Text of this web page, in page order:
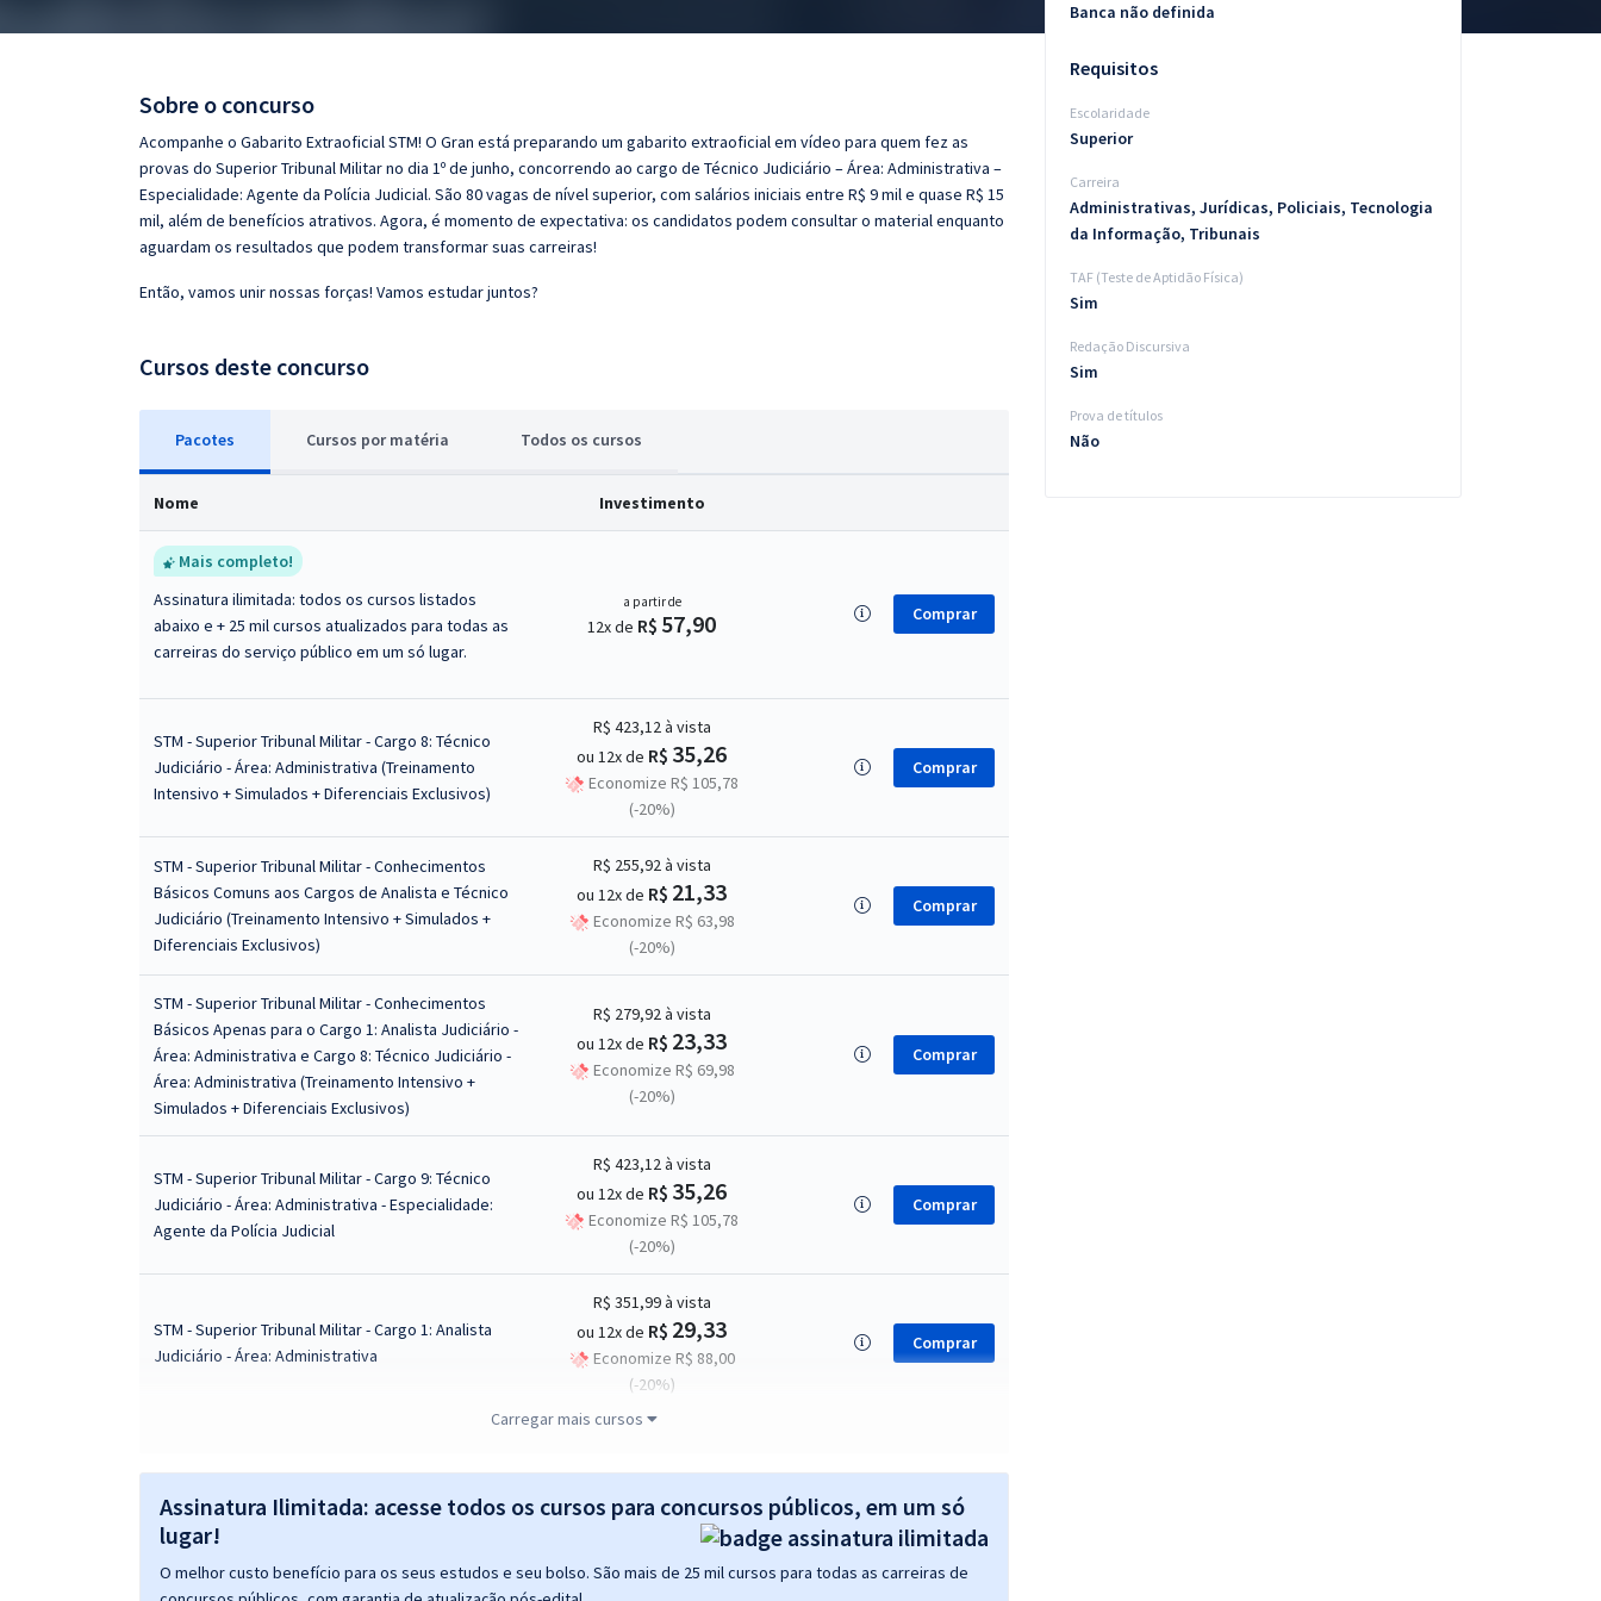
Questões grátis
Conteúdo gratuito
Sobre o concurso
Acompanhe o Gabarito Extraoficial STM! O Gran está preparando um gabarito extraoficial em vídeo para quem fez as
provas do Superior Tribunal Militar no dia 1º de junho, concorrendo ao cargo de Técnico Judiciário – Área: Administrativa –
Especialidade: Agente da Polícia Judicial. São 80 vagas de nível superior, com salários iniciais entre R$ 9 mil e quase R$ 15
mil, além de benefícios atrativos. Agora, é momento de expectativa: os candidatos podem consultar o material enquanto
aguardam os resultados que podem transformar suas carreiras!
Então, vamos unir nossas forças! Vamos estudar juntos?
Cursos deste concurso
Pacotes Cursos por matéria Todos os cursos
Nome Investimento
Mais completo!
Assinatura ilimitada: todos os cursos listados
abaixo e + 25 mil cursos atualizados para todas as
carreiras do serviço público em um só lugar.
a partir de
12x de R$ 57,90 Comprar
STM - Superior Tribunal Militar - Cargo 8: Técnico
Judiciário - Área: Administrativa (Treinamento
Intensivo + Simulados + Diferenciais Exclusivos)
R$ 423,12à vista
ou 12x de R$ 35,26
Economize R$ 105,78
(-20%)
Comprar
STM - Superior Tribunal Militar - Conhecimentos
Básicos Comuns aos Cargos de Analista e Técnico
Judiciário (Treinamento Intensivo + Simulados +
Diferenciais Exclusivos)
R$ 255,92à vista
ou 12x de R$ 21,33
Economize R$ 63,98
(-20%)
Comprar
STM - Superior Tribunal Militar - Conhecimentos
Básicos Apenas para o Cargo 1: Analista Judiciário -
Área: Administrativa e Cargo 8: Técnico Judiciário -
Área: Administrativa (Treinamento Intensivo +
Simulados + Diferenciais Exclusivos)
R$ 279,92à vista
ou 12x de R$ 23,33
Economize R$ 69,98
(-20%)
Comprar
STM - Superior Tribunal Militar - Cargo 9: Técnico
Judiciário - Área: Administrativa - Especialidade:
Agente da Polícia Judicial
R$ 423,12à vista
ou 12x de R$ 35,26
Economize R$ 105,78
(-20%)
Comprar
STM - Superior Tribunal Militar - Cargo 1: Analista
Judiciário - Área: Administrativa
R$ 351,99à vista
ou 12x de R$ 29,33
Economize R$ 88,00
(-20%)
Comprar
Especialidade: Administração
ou 12x deR$31,33
(-20%)
STM - Superior Tribunal Militar - Cargo 4: Analista
R$ 415,92 à vista
Carregar mais cursos
Assinatura Ilimitada: acesse todos os cursos para concursos públicos, em um só
lugar!
O melhor custo benefício para os seus estudos e seu bolso. São mais de 25 mil cursos para todas as carreiras de
Banca não definida
Requisitos
Escolaridade
Superior
Carreira
Administrativas, Jurídicas, Policiais, Tecnologia
da Informação, Tribunais
TAF (Teste de Aptidão Física)
Sim
Redação Discursiva
Sim
Prova de títulos
Não